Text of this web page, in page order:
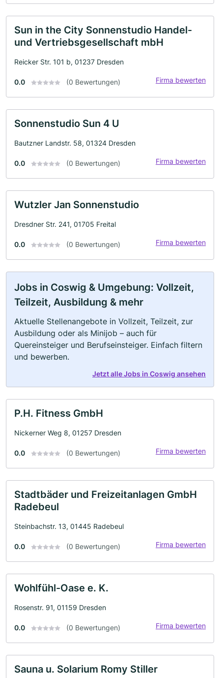
Sun in the City Sonnenstudio Handel-
und Vertriebsgesellschaft mbH
Reicker Str. 101 b, 01237 Dresden
0.0 (0 Bewertungen) Firma bewerten
Sonnenstudio Sun 4 U
Bautzner Landstr. 58, 01324 Dresden
0.0 (0 Bewertungen) Firma bewerten
Wutzler Jan Sonnenstudio
Dresdner Str. 241, 01705 Freital
0.0 (0 Bewertungen) Firma bewerten
Jobs in Coswig & Umgebung: Vollzeit,
Teilzeit, Ausbildung & mehr
Aktuelle Stellenangebote in Vollzeit, Teilzeit, zur
Ausbildung oder als Minijob – auch für
Quereinsteiger und Berufseinsteiger. Einfach filtern
und bewerben.
Jetzt alle Jobs in Coswig ansehen
P.H. Fitness GmbH
Nickerner Weg 8, 01257 Dresden
0.0 (0 Bewertungen) Firma bewerten
Stadtbäder und Freizeitanlagen GmbH
Radebeul
Steinbachstr. 13, 01445 Radebeul
0.0 (0 Bewertungen) Firma bewerten
Wohlfühl-Oase e. K.
Rosenstr. 91, 01159 Dresden
0.0 (0 Bewertungen) Firma bewerten
Sauna u. Solarium Romy Stiller